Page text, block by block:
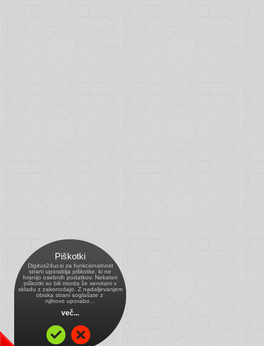
Piškotki
Digitus24ur.si za funkcionalnost
strani uporablja piškotke, ki ne
hranijo osebnih podatkov. Nekateri
piškotki so bili morda že servirani v
skladu z zakonodajo. Z nadaljevanjem
obiska strani soglašate z
njihovo uporabo...
več...